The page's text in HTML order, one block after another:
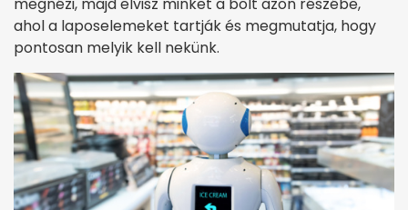
ahol a laposelemeket tartják és megmutatja, hogy
pontosan melyik kell nekünk.